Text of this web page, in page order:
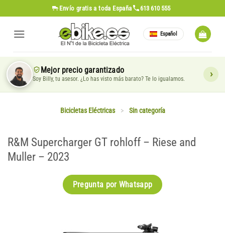
al
contenido
Envío gratis a toda España 613 610 555
Español
Mejor precio garantizado
Soy Billy, tu asesor. ¿Lo has visto más barato? Te lo igualamos.
Bicicletas Eléctricas > Sin categoría
R&M Supercharger GT rohloff – Riese and
Muller – 2023
Pregunta por Whatsapp